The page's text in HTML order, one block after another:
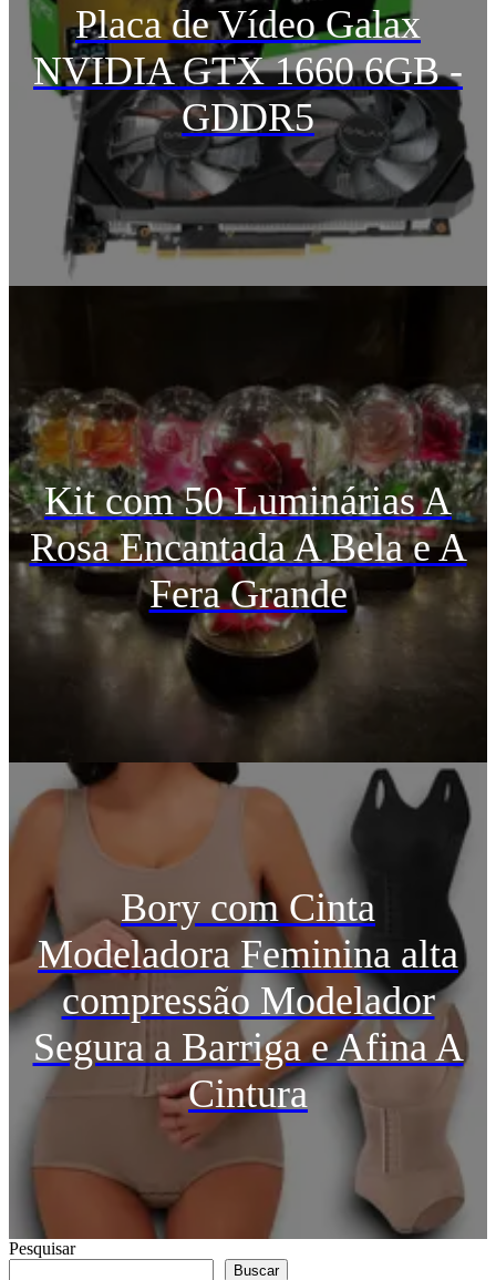
Placa de Vídeo Galax
NVIDIA GTX 1660 6GB -
GDDR5
Kit com 50 Luminárias A
Rosa Encantada A Bela e A
Fera Grande
Bory com Cinta
Modeladora Feminina alta
compressão Modelador
Segura a Barriga e Afina A
Cintura
Pesquisar
Buscar